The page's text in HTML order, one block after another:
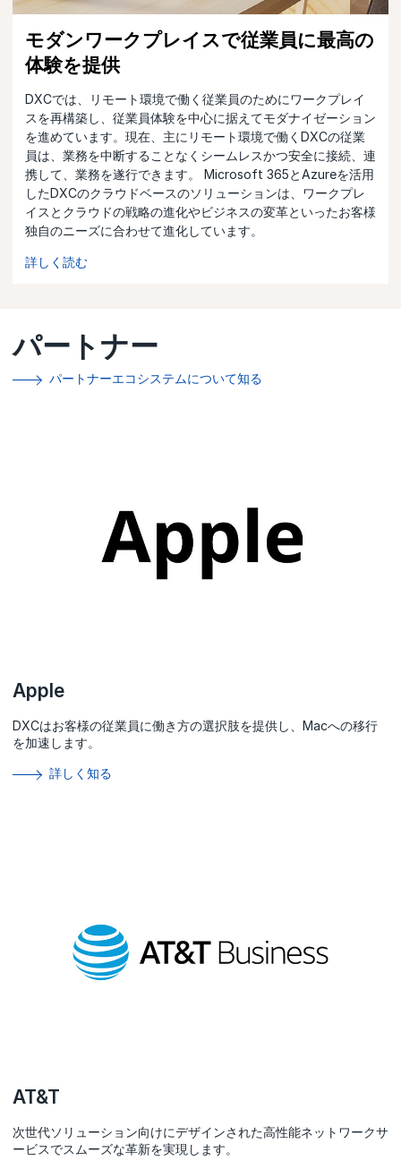
モダンワークプレイスで従業員に最高の
体験を提供
DXCでは、リモート環境で働く従業員のためにワークプレイ
スを再構築し、従業員体験を中心に据えてモダナイゼーション
を進めています。現在、主にリモート環境で働くDXCの従業
員は、業務を中断することなくシームレスかつ安全に接続、連
携して、業務を遂行できます。 Microsoft 365とAzureを活用
したDXCのクラウドベースのソリューションは、ワークプレ
イスとクラウドの戦略の進化やビジネスの変革といったお客様
独自のニーズに合わせて進化しています。
詳しく読む
パートナー
パートナーエコシステムについて知る
Apple
DXCはお客様の従業員に働き方の選択肢を提供し、Macへの移行
を加速します。
詳しく知る
AT&T
次世代ソリューション向けにデザインされた高性能ネットワークサ
ービスでスムーズな革新を実現します。